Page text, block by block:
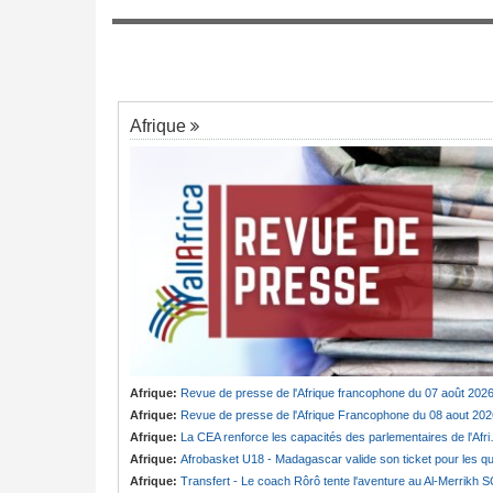
Afrique
Afrique: Revue de presse de l'Afrique francophone du 07 août 2026
Afrique: Revue de presse de l'Afrique Francophone du 08 aout
Afrique: La CEA renforce les capacités des parlementaires de l'Afrique de l'Est
Afrique: Afrobasket U18 - Madagascar valide son ticket pour les quarts
Afrique: Transfert - Le coach Rôrô tente l'aventure au Al-Merrikh